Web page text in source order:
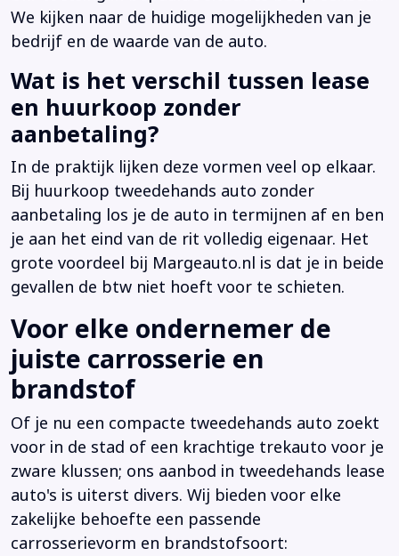
We kijken naar de huidige mogelijkheden van je
bedrijf en de waarde van de auto.
Wat is het verschil tussen lease
en huurkoop zonder
aanbetaling?
In de praktijk lijken deze vormen veel op elkaar.
Bij huurkoop tweedehands auto zonder
aanbetaling los je de auto in termijnen af en ben
je aan het eind van de rit volledig eigenaar. Het
grote voordeel bij Margeauto.nl is dat je in beide
gevallen de btw niet hoeft voor te schieten.
Voor elke ondernemer de
juiste carrosserie en
brandstof
Of je nu een compacte tweedehands auto zoekt
voor in de stad of een krachtige trekauto voor je
zware klussen; ons aanbod in tweedehands lease
auto's is uiterst divers. Wij bieden voor elke
zakelijke behoefte een passende
carrosserievorm en brandstofsoort: